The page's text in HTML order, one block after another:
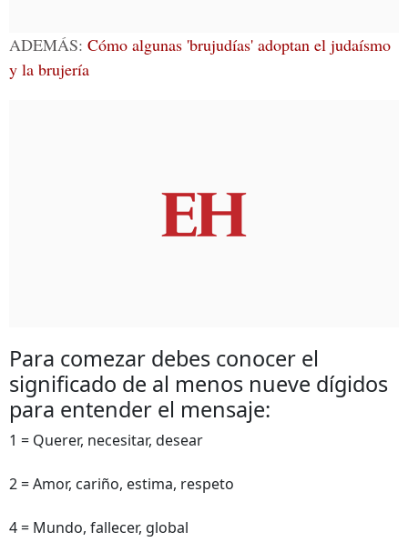
ADEMÁS: Cómo algunas 'brujudías' adoptan el judaísmo
y la brujería
Para comezar debes conocer el
significado de al menos nueve dígidos
para entender el mensaje:
1 = Querer, necesitar, desear
2 = Amor, cariño, estima, respeto
4 = Mundo, fallecer, global